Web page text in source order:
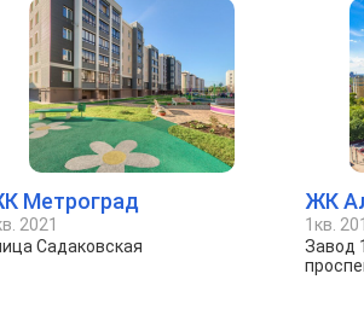
Метроград
2021
Садаковская
ЖК
1кв.
Завод